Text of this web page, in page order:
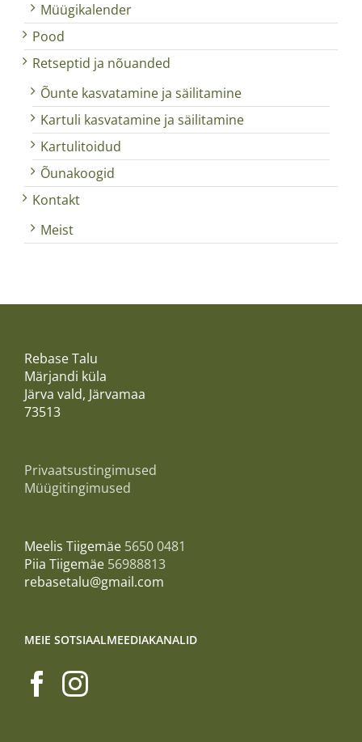
Müügikalender
Pood
Retseptid ja nõuanded
Õunte kasvatamine ja säilitamine
Kartuli kasvatamine ja säilitamine
Kartulitoidud
Õunakoogid
Kontakt
Meist
Rebase Talu
Märjandi küla
Järva vald, Järvamaa
73513
Privaatsustingimused
Müügitingimused
Meelis Tiigemäe 5650 0481
Piia Tiigemäe 56988813
rebasetalu@gmail.com
MEIE SOTSIAALMEEDIAKANALID